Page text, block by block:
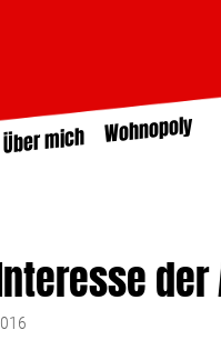
Über mich Wohnopoly
der